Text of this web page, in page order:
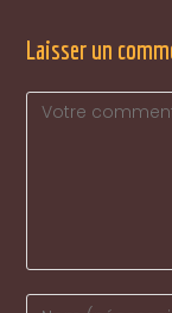
Laisser un
Comment
Enter